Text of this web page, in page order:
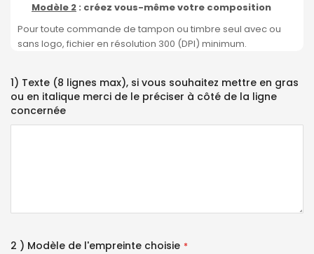
Modèle 2 : créez vous-même votre composition
Pour toute commande de tampon ou timbre seul avec ou
sans logo, fichier en résolution 300 (DPI) minimum.
1) Texte (8 lignes max), si vous souhaitez mettre en gras
ou en italique merci de le préciser à côté de la ligne
concernée
2 ) Modèle de l'empreinte choisie